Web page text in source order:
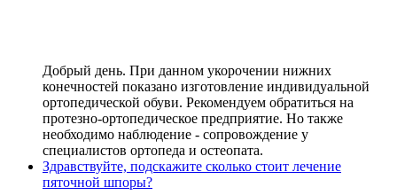
Добрый день. При данном укорочении нижних
конечностей показано изготовление индивидуальной
ортопедической обуви. Рекомендуем обратиться на
протезно-ортопедическое предприятие. Но также
необходимо наблюдение - сопровождение у
специалистов ортопеда и остеопата.
Здравствуйте, подскажите сколько стоит лечение
пяточной шпоры?